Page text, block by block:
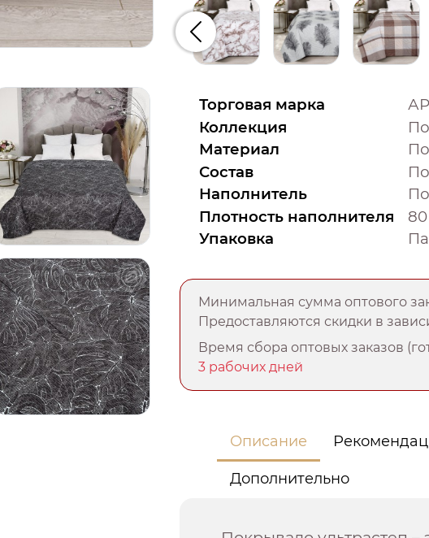
Предыдущий
Торговая марка
Коллекция
Материал
Состав
Наполнитель
Плотность наполнителя
Упаковка
Минимальная сумма оптового
Предоставляются скидки в
Время сбора оптовых заказов
3 рабочих дней
Описание
Дополнительно